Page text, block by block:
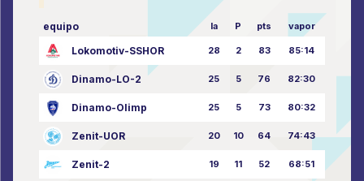
equipo la P pts vapor
Lokomotiv-SSHOR 28 2 83 85:14
Dinamo-LO-2 25 5 76 82:30
Dinamo-Olimp 25 5 73 80:32
Zenit-UOR 20 10 64 74:43
Zenit-2 19 11 52 68:51